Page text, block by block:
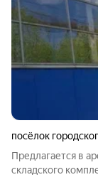
посёлок
Предлагается в
складского